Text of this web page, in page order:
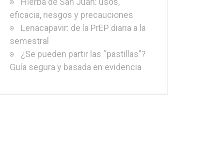
eficacia, riesgos y precauciones
Lenacapavir: de la PrEP diaria a la
semestral
¿Se pueden partir las “pastillas”?
Guía segura y basada en evidencia